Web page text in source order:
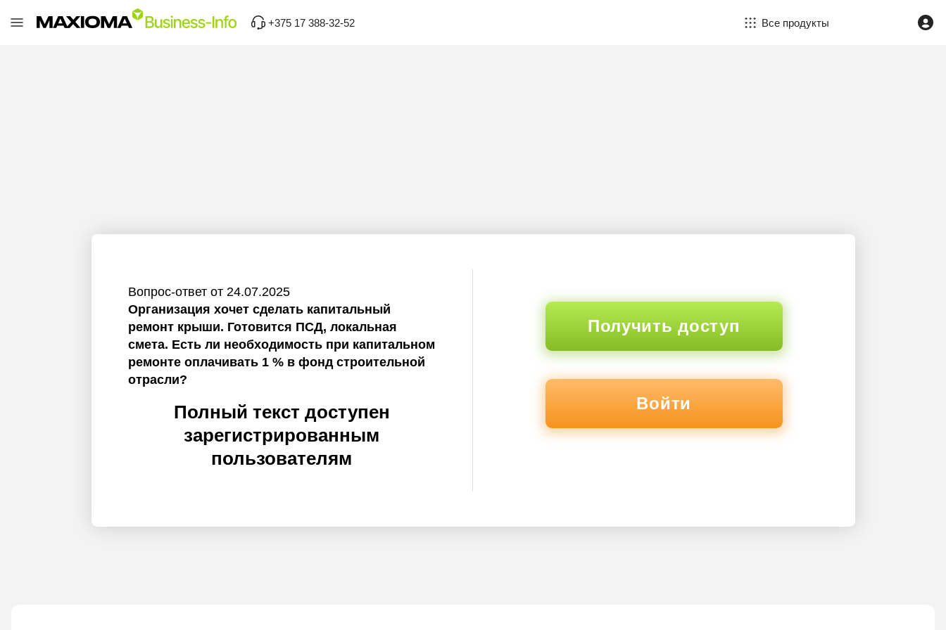
+375 17 388-32-52 Все продукты
Вопрос-ответ от 24.07.2025
Организация хочет сделать капитальный
ремонт крыши. Готовится ПСД, локальная
смета. Есть ли необходимость при капитальном
ремонте оплачивать 1 % в фонд строительной
отрасли?
Полный текст доступен
зарегистрированным
пользователям
Получить доступ
Войти